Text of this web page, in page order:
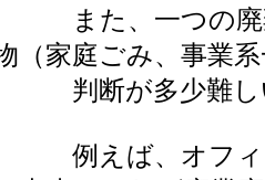
また、一つの廃棄
（家庭ごみ、事業
判断が多少難し
例えば、オフィス